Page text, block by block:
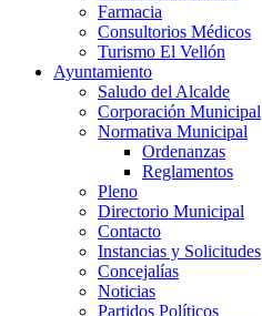
Farmacia
Consultorios Médicos
Turismo El Vellón
Ayuntamiento
Saludo del Alcalde
Corporación Municipal
Normativa Municipal
Ordenanzas
Reglamentos
Pleno
Directorio Municipal
Contacto
Instancias y Solicitudes
Concejalías
Noticias
Partidos Políticos